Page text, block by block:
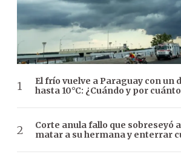
El frío vuelve a Paraguay con un
hasta 10°C: ¿Cuándo y por
Corte anula fallo que sobreseyó
matar a su hermana y enterrar